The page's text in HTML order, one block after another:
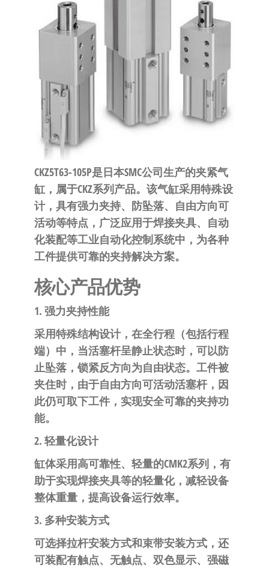
CKZ5T63-105P是日本SMC公司生产的夹紧气
缸，属于CKZ系列产品。该气缸采用特殊设
计，具有强力夹持、防坠落、自由方向可
活动等特点，广泛应用于焊接夹具、自动
化装配等工业自动化控制系统中，为各种
工件提供可靠的夹持解决方案。
核心产品优势
1. 强力夹持性能
采用特殊结构设计，在全行程（包括行程
端）中，当活塞杆呈静止状态时，可以防
止坠落，锁紧反方向为自由状态。工件被
夹住时，由于自由方向可活动活塞杆，因
此仍可取下工件，实现安全可靠的夹持功
能。
2. 轻量化设计
缸体采用高可靠性、轻量的CMK2系列，有
助于实现焊接夹具等的轻量化，减轻设备
整体重量，提高设备运行效率。
3. 多种安装方式
可选择拉杆安装方式和束带安装方式，还
可装配有触点、无触点、双色显示、强磁